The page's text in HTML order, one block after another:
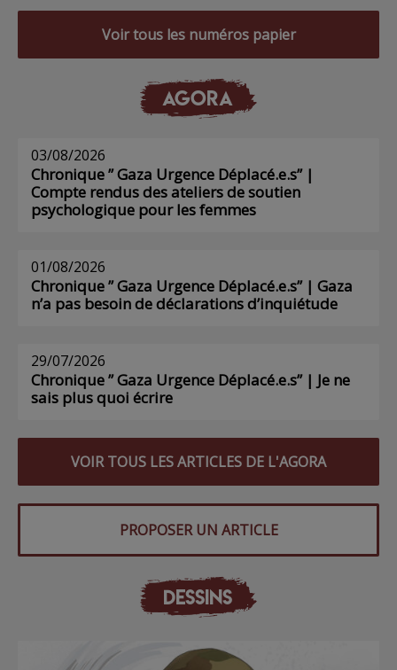
Voir tous les numéros papier
AGORA
03/08/2026
Chronique ” Gaza Urgence Déplacé.e.s” |
Compte rendus des ateliers de soutien
psychologique pour les femmes
01/08/2026
Chronique ” Gaza Urgence Déplacé.e.s” | Gaza
n’a pas besoin de déclarations d’inquiétude
29/07/2026
Chronique ” Gaza Urgence Déplacé.e.s” | Je ne
sais plus quoi écrire
VOIR TOUS LES ARTICLES DE L'AGORA
PROPOSER UN ARTICLE
DESSINS